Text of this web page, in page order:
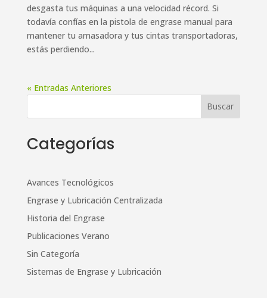
desgasta tus máquinas a una velocidad récord. Si
todavía confías en la pistola de engrase manual para
mantener tu amasadora y tus cintas transportadoras,
estás perdiendo...
« Entradas Anteriores
Categorías
Avances Tecnológicos
Engrase y Lubricación Centralizada
Historia del Engrase
Publicaciones Verano
Sin Categoría
Sistemas de Engrase y Lubricación